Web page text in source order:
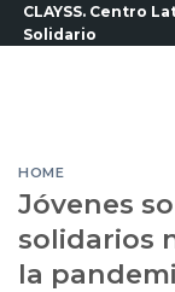
Saltar
al
CLAYSS. Centro
Solidario
HOME
Jóvenes
solidarios
la